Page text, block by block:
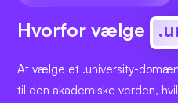
Hvorfor vælge
At vælge et .university-
til den akademiske verden,